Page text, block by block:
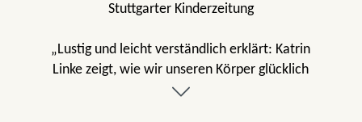
Stuttgarter Kinderzeitung
„Lustig und leicht verständlich erklärt: Katrin
Linke zeigt, wie wir unseren Körper glücklich
machen.“ Stefanie Sapara, Heilbronner